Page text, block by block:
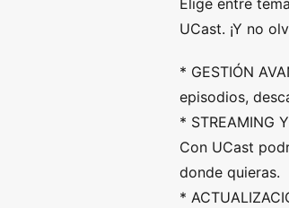
Elige entre
UCast. ¡Y no
* GESTIÓN
episodios,
* STREAMING
Con UCast
donde quieras.
*